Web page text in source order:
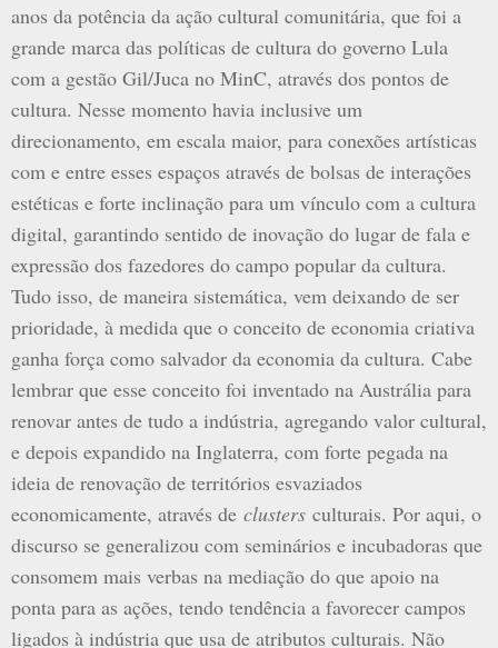
anos da potência da ação cultural comunitária, que foi a
grande marca das políticas de cultura do governo Lula
com a gestão Gil/Juca no MinC, através dos pontos de
cultura. Nesse momento havia inclusive um
direcionamento, em escala maior, para conexões artísticas
com e entre esses espaços através de bolsas de interações
estéticas e forte inclinação para um vínculo com a cultura
digital, garantindo sentido de inovação do lugar de fala e
expressão dos fazedores do campo popular da cultura.
Tudo isso, de maneira sistemática, vem deixando de ser
prioridade, à medida que o conceito de economia criativa
ganha força como salvador da economia da cultura. Cabe
lembrar que esse conceito foi inventado na Austrália para
renovar antes de tudo a indústria, agregando valor cultural,
e depois expandido na Inglaterra, com forte pegada na
ideia de renovação de territórios esvaziados
economicamente, através de clusters culturais. Por aqui, o
discurso se generalizou com seminários e incubadoras que
consomem mais verbas na mediação do que apoio na
ponta para as ações, tendo tendência a favorecer campos
ligados à indústria que usa de atributos culturais. Não